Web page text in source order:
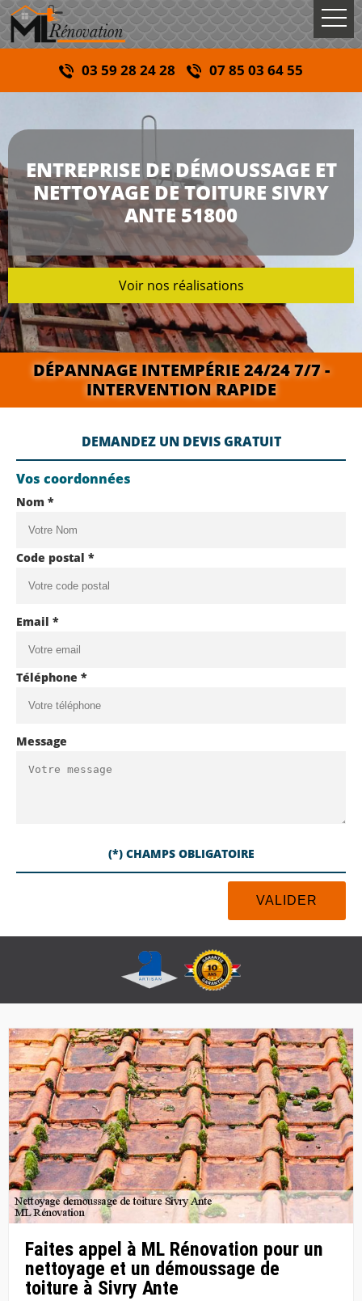
03 59 28 24 28 07 85 03 64 55
ENTREPRISE DE DÉMOUSSAGE ET
NETTOYAGE DE TOITURE SIVRY
ANTE 51800
Voir nos réalisations
DÉPANNAGE INTEMPÉRIE 24/24 7/7 -
INTERVENTION RAPIDE
DEMANDEZ UN DEVIS GRATUIT
Vos coordonnées
Nom *
Code postal *
Email *
Téléphone *
Message
(*) CHAMPS OBLIGATOIRE
Faites appel à ML Rénovation pour un
nettoyage et un démoussage de
toiture à Sivry Ante